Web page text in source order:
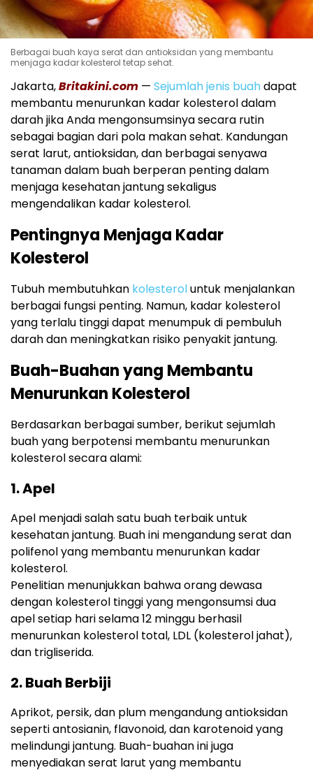
Berbagai buah kaya serat dan antioksidan yang membantu
menjaga kadar kolesterol tetap sehat.
Jakarta,Britakini.com — Sejumlah jenis buahdapat
membantu menurunkan kadar kolesterol dalam
darah jika Anda mengonsumsinya secara rutin
sebagai bagian dari pola makan sehat. Kandungan
serat larut, antioksidan, dan berbagai senyawa
tanaman dalam buah berperan penting dalam
menjaga kesehatan jantung sekaligus
mengendalikan kadar kolesterol.
Pentingnya Menjaga Kadar
Kolesterol
Tubuh membutuhkan kolesteroluntuk menjalankan
berbagai fungsi penting. Namun, kadar kolesterol
yang terlalu tinggi dapat menumpuk di pembuluh
darah dan meningkatkan risiko penyakit jantung.
Buah-Buahan yang Membantu
Menurunkan Kolesterol
Berdasarkan berbagai sumber, berikut sejumlah
buah yang berpotensi membantu menurunkan
kolesterol secara alami:
1. Apel
Apel menjadi salah satu buah terbaik untuk
kesehatan jantung. Buah ini mengandung serat dan
polifenol yang membantu menurunkan kadar
kolesterol.
Penelitian menunjukkan bahwa orang dewasa
dengan kolesterol tinggi yang mengonsumsi dua
apel setiap hari selama 12 minggu berhasil
menurunkan kolesterol total, LDL (kolesterol jahat),
dan trigliserida.
2. Buah Berbiji
Aprikot, persik, dan plum mengandung antioksidan
seperti antosianin, flavonoid, dan karotenoid yang
melindungi jantung. Buah-buahan ini juga
menyediakan serat larut yang membantu